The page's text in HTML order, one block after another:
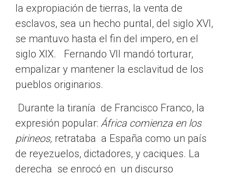
la expropiación de tierras, la venta de
esclavos, sea un hecho puntal, del siglo XVI,
se mantuvo hasta el fin del impero, en el
siglo XIX. Fernando VII mandó torturar,
empalizar y mantener la esclavitud de los
pueblos originarios.
Durante la tiranía de Francisco Franco, la
expresión popular: África comienza en los
pirineos, retrataba a España como un país
de reyezuelos, dictadores, y caciques. La
derecha se enrocó en un discurso